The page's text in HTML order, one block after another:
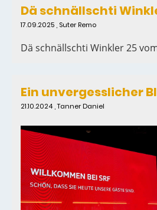
Dä schnällschti
17.09.2025 , Suter Remo
Dä schnällschti Winkler 25
21.10.2024 , Tanner Daniel